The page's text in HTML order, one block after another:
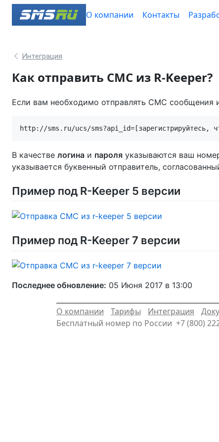
О компании Контакты
Интеграция
Как отправить СМС из R-Keeper?
Если вам необходимо отправлять СМС сообщения
В качестве логина и пароля указываются ваш
указывается буквенный отправитель,
Пример под R-Keeper 5 версии
Пример под R-Keeper 7 версии
Последнее обновление: 05 Июня 2017 в 13:00
О компании Тарифы Интеграция
Бесплатный номер по России +7 (800)